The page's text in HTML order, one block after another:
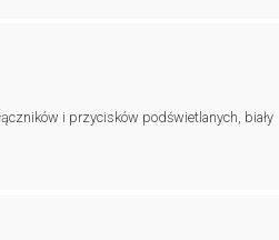
i przycisków podświetlanych, biały